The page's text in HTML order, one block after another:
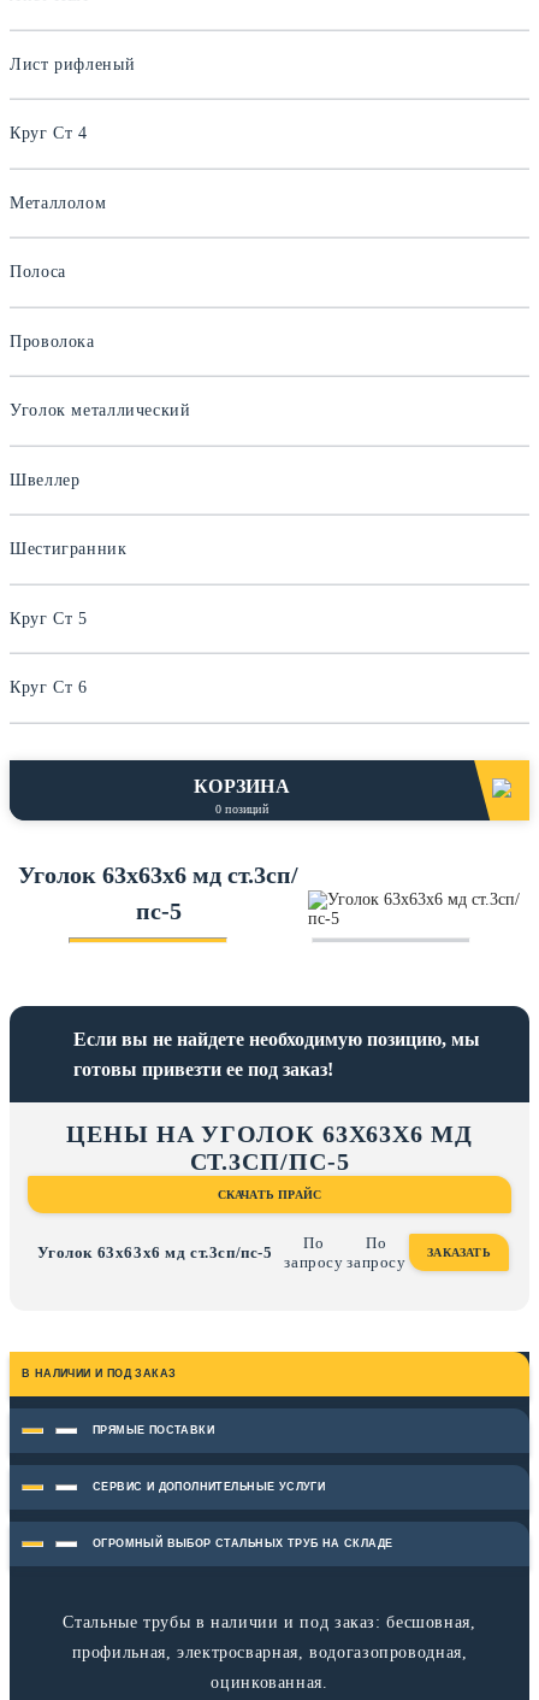
Лист рифленый
Круг Ст 4
Металлолом
Полоса
Проволока
Уголок металлический
Швеллер
Шестигранник
Круг Ст 5
Круг Ст 6
КОРЗИНА
0 позиций
Уголок 63х63х6 мд ст.3сп/
пс-5
Если вы не найдете необходимую позицию, мы
готовы привезти ее под заказ!
ЦЕНЫ НА УГОЛОК 63Х63Х6 МД
СТ.3СП/ПС-5
СКАЧАТЬ ПРАЙС
Уголок 63х63х6 мд ст.3сп/пс-5
По
запросу
По
запросу
ЗАКАЗАТЬ
В НАЛИЧИИ И ПОД ЗАКАЗ
ПРЯМЫЕ ПОСТАВКИ
СЕРВИС И ДОПОЛНИТЕЛЬНЫЕ УСЛУГИ
ОГРОМНЫЙ ВЫБОР СТАЛЬНЫХ ТРУБ НА СКЛАДЕ
Стальные трубы в наличии и под заказ: бесшовная,
профильная, электросварная, водогазопроводная,
оцинкованная.